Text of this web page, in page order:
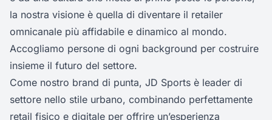
la nostra visione è quella di diventare il retailer
omnicanale più affidabile e dinamico al mondo.
Accogliamo persone di ogni background per costruire
insieme il futuro del settore.
Come nostro brand di punta, JD Sports è leader di
settore nello stile urbano, combinando perfettamente
retail fisico e digitale per offrire un’esperienza